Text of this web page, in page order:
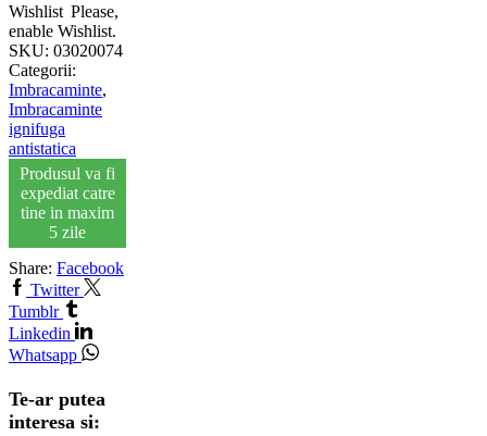
Wishlist Please,
enable Wishlist.
SKU: 03020074
Categorii:
Imbracaminte,
Imbracaminte
ignifuga
antistatica
Produsul va fi
expediat catre
tine in maxim
5 zile
Share: Facebook
Twitter
Tumblr
Linkedin
Whatsapp
Te-ar putea
interesa si: